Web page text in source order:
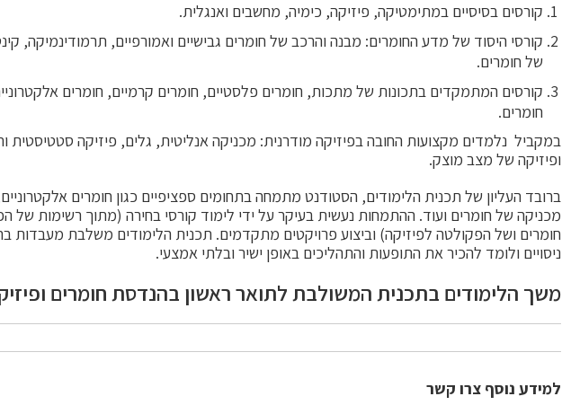
קורסים בסיסיים במתימטיקה, פיזיקה, כימיה, מחשבים ואנגלית.
קורסי היסוד של מדע החומרים: מבנה והרכב של חומרים גבישיים ואמורפיים, תרמודינמיקה,
של חומרים.
קורסים המתמקדים בתכונות של מתכות, חומרים פלסטיים, חומרים קרמיים, חומרים
חומרים.
במקביל נלמדים מקצועות החובה בפיזיקה מודרנית: מכניקה אנליטית, גלים, פיזיקה סטטיסטית
ופיזיקה של מצב מוצק.
ברובד העליון של תכנית הלימודים, הסטודנט מתמחה בתחומים ספציפיים כגון חומרים
מכניקה של חומרים ועוד. ההתמחות נעשית בעיקר על ידי לימוד קורסי בחירה (מתוך רשימות
חומרים ושל הפקולטה לפיזיקה) וביצוע פרויקטים מתקדמים. תכנית הלימודים משלבת מעבדות
ניסויים ולומד להכיר את התופעות והתהליכים באופן ישיר ובלתי אמצעי.
משך הלימודים בתכנית המשולבת לתואר ראשון בהנדסת חומרים ופיזיקה הוא
למידע נוסף צרו קשר